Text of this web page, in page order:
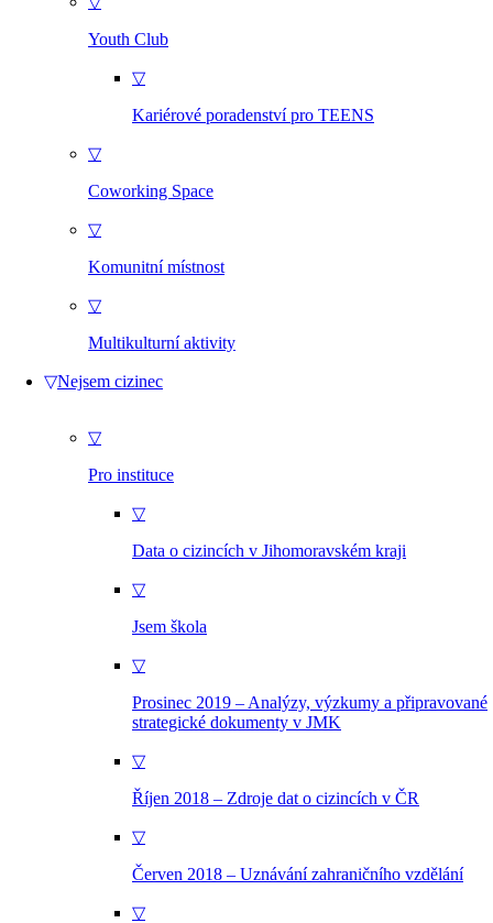
Youth Club
▽
Kariérové poradenství pro TEENS
▽
Coworking Space
▽
Komunitní místnost
▽
Multikulturní aktivity
▽Nejsem cizinec
▽
Pro instituce
▽
Data o cizincích v Jihomoravském kraji
▽
Jsem škola
▽
Prosinec 2019 – Analýzy, výzkumy a připravované
strategické dokumenty v JMK
▽
Říjen 2018 – Zdroje dat o cizincích v ČR
▽
Červen 2018 – Uznávání zahraničního vzdělání
▽